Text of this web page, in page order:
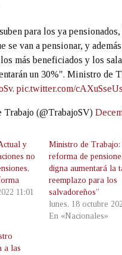
para los ya
se van a pensionar, y
los más beneficiados y los
un 30%". Ministro de
. pic.twitter.com/
(@TrabajoSV)
y
no
11:01
Ministro de Trabajo:
reforma de
digna aumentará la
reemplazo para los
salvadoreños”
lunes, 18 octubre
En «Nacionales»
a las